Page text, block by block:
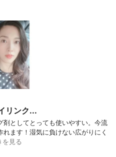
リンク...
剤としてとっても使いやすい。今流
ます！湿気に負けない広がりにく
を見る